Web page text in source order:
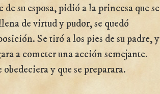
su esposa, pidió a la princesa que se
de virtud y pudor, se quedó
Se tiró a los pies de su padre, y
a cometer una acción semejante.
y que se preparara.